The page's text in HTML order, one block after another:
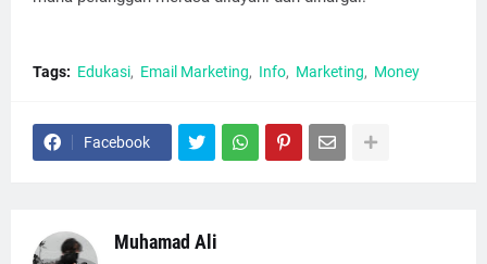
Tags: Edukasi Email Marketing Info Marketing Money
Facebook
Muhamad Ali